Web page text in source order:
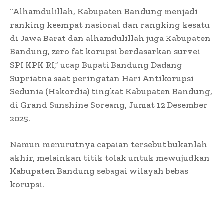
“Alhamdulillah, Kabupaten Bandung menjadi
ranking keempat nasional dan rangking kesatu
di Jawa Barat dan alhamdulillah juga Kabupaten
Bandung, zero fat korupsi berdasarkan survei
SPI KPK RI,” ucap Bupati Bandung Dadang
Supriatna saat peringatan Hari Antikorupsi
Sedunia (Hakordia) tingkat Kabupaten Bandung,
di Grand Sunshine Soreang, Jumat 12 Desember
2025.
Namun menurutnya capaian tersebut bukanlah
akhir, melainkan titik tolak untuk mewujudkan
Kabupaten Bandung sebagai wilayah bebas
korupsi.